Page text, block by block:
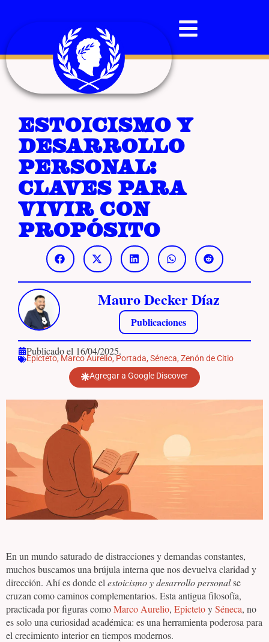
Estoicismo y
desarrollo
personal:
claves para
vivir con
propósito
Mauro Decker Díaz
Publicaciones
Publicado el 16/04/2025.
Epicteto, Marco Aurelio, Portada, Séneca, Zenón de Citio
Agregar a Google Discover
En un mundo saturado de distracciones y demandas constantes,
muchos buscamos una brújula interna que nos devuelva claridad y
dirección. Ahí es donde el estoicismo y desarrollo personalse
cruzan como caminos complementarios. Esta antigua filosofía,
practicada por figuras comoMarco Aurelio, EpictetoySéneca, no
es solo una curiosidad académica: es una herramienta poderosa para
el crecimiento interior en tiempos modernos.